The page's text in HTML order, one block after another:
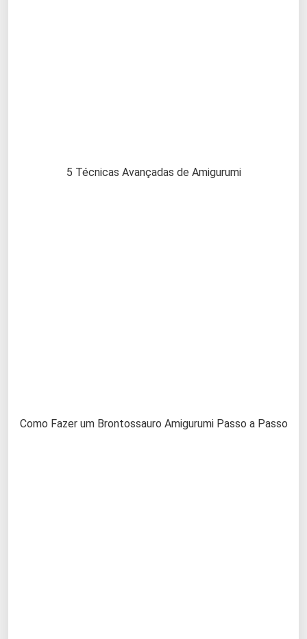
5 Técnicas Avançadas de Amigurumi
Como Fazer um Brontossauro Amigurumi Passo a Passo